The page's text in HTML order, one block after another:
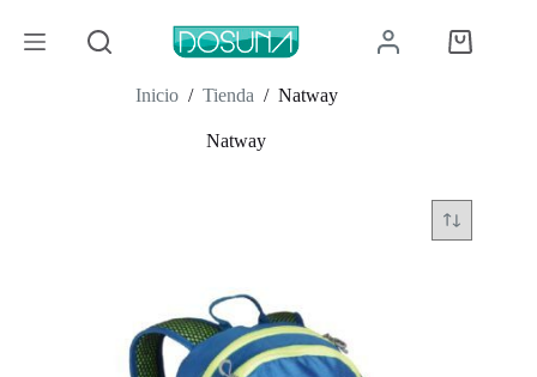
contenido
Carro
de
Inicio / Tienda / Natway
Natway